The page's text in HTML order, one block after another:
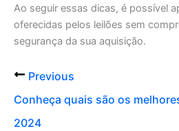
Ao seguir essas dicas, é possível
oferecidas pelos leilões sem
segurança da sua aquisição.
Previous
Conheça quais são os
2024